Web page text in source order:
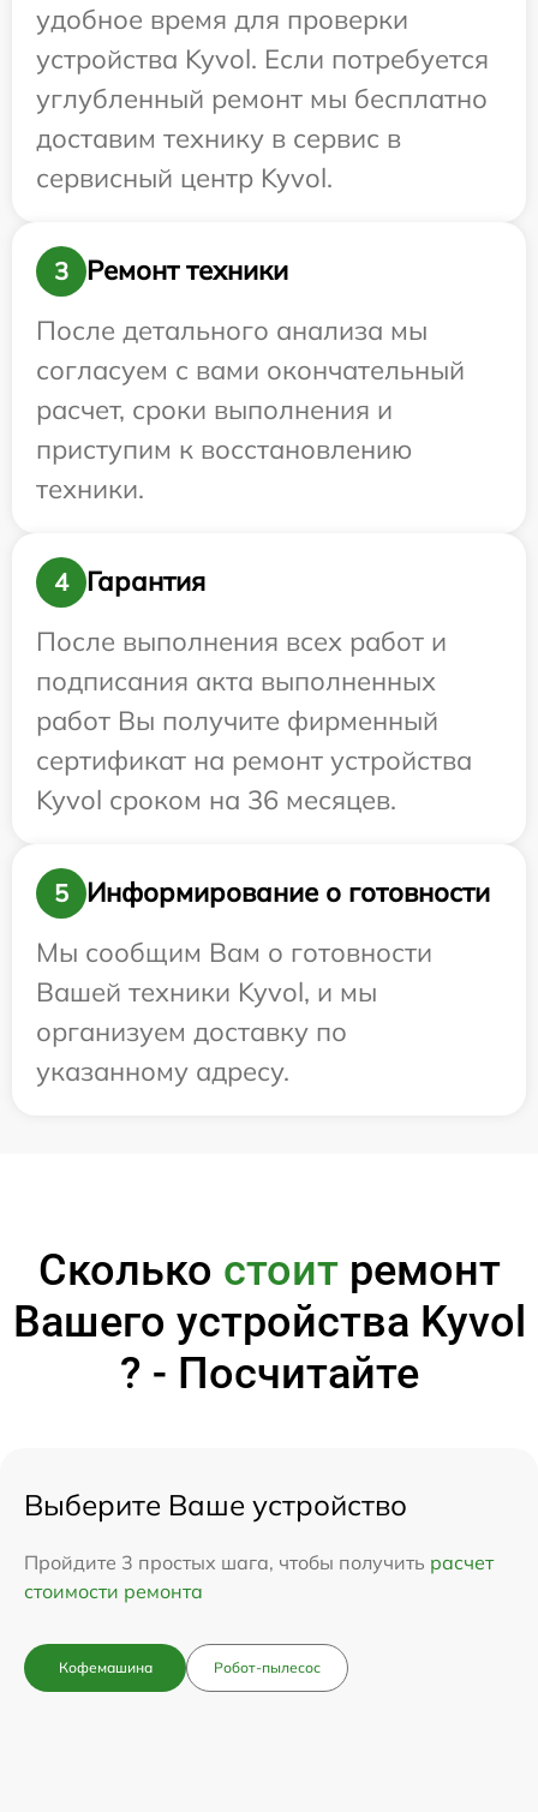
удобное время для проверки
устройства Kyvol. Если потребуется
углубленный ремонт мы бесплатно
доставим технику в сервис в
сервисный центр Kyvol.
3
Ремонт техники
После детального анализа мы
согласуем с вами окончательный
расчет, сроки выполнения и
приступим к восстановлению
техники.
4
Гарантия
После выполнения всех работ и
подписания акта выполненных
работ Вы получите фирменный
сертификат на ремонт устройства
Kyvol сроком на 36 месяцев.
5
Информирование о готовности
Мы сообщим Вам о готовности
Вашей техники Kyvol, и мы
организуем доставку по
указанному адресу.
Сколько стоитремонт
Вашего устройства Kyvol
? - Посчитайте
Выберите Ваше устройство
Пройдите 3 простых шага, чтобы получить расчет
стоимости ремонта
Кофемашина Робот-пылесос